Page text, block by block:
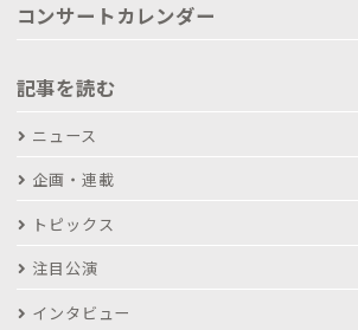
コンサートカレンダー
記事を読む
ニュース
企画・連載
トピックス
注目公演
インタビュー